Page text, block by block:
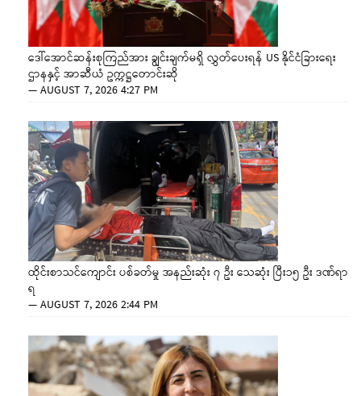
ဒေါ်အောင်ဆန်းစုကြည်အား ချွင်းချက်မရှိ လွှတ်ပေးရန် US နိုင်ငံခြားရေး
ဌာနနှင့် အာဆီယံ ဥက္ကဋ္ဌတောင်းဆို
—AUGUST 7, 2026 4:27 PM
ထိုင်းစာသင်ကျောင်း ပစ်ခတ်မှု အနည်းဆုံး ၇ ဦး သေဆုံး ပြီး၁၅ ဦး ဒဏ်ရာ
ရ
—AUGUST 7, 2026 2:44 PM